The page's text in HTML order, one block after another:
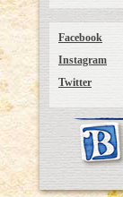
Facebook
Instagram
Twitter